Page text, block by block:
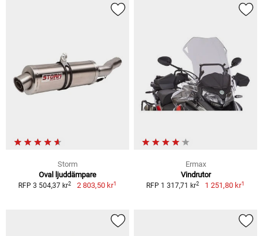
Storm
Oval ljuddämpare
RFP 3 504,37 kr2 2 803,50 kr1
Ermax
Vindrutor
RFP 1 317,71 kr2 1 251,80 kr1